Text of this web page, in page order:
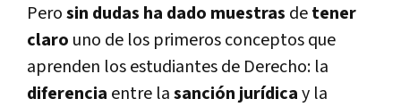
Perosin dudas ha dado muestras detener
claro uno de los primeros conceptos que
aprenden los estudiantes de Derecho: la
diferencia entre lasanción jurídicay la